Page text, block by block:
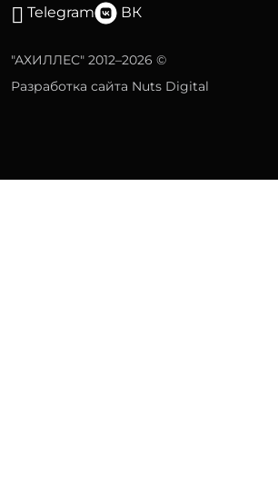
Telegram ВК
"АХИЛЛЕС" 2012–2026 ©
Разработка сайта Nuts Digital